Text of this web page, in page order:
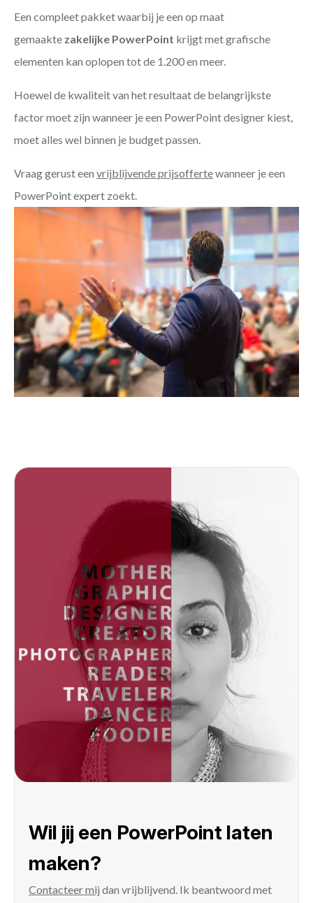
Een compleet pakket waarbij je een op maat
gemaakte zakelijke PowerPoint krijgt met grafische
elementen kan oplopen tot de 1.200 en meer.
Hoewel de kwaliteit van het resultaat de belangrijkste
factor moet zijn wanneer je een PowerPoint designer kiest,
moet alles wel binnen je budget passen.
Vraag gerust een vrijblijvende prijsoffertewanneer je een
PowerPoint expert zoekt.
Wil jij een PowerPoint laten
maken?
Contacteer mij dan vrijblijvend. Ik beantwoord met